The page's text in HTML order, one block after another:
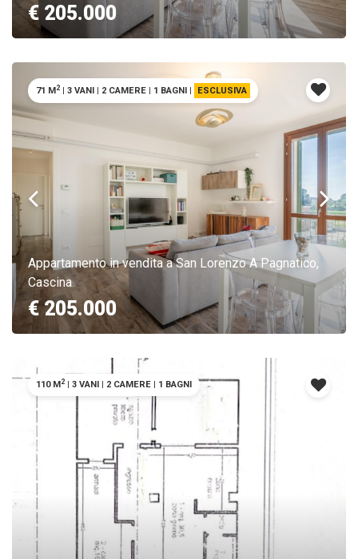
€ 205.000
Appartamento in vendita a San Lorenzo A Pagnatico,
Cascina
€ 205.000
71 M2 | 3 VANI | 2 CAMERE | 1 BAGNI | ESCLUSIVA
110 M2 | 3 VANI | 2 CAMERE | 1 BAGNI